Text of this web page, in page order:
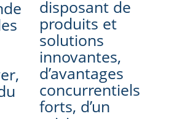
disposant de
produits et
solutions
innovantes,
d’avantages
concurrentiels
forts, d’un